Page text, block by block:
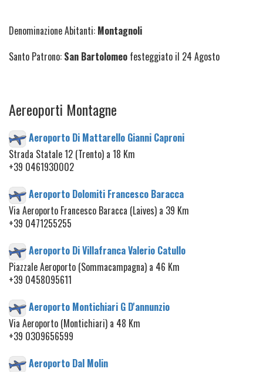
Denominazione Abitanti: Montagnoli
Santo Patrono: San Bartolomeo festeggiato il 24 Agosto
Aereoporti Montagne
Aeroporto Di Mattarello Gianni Caproni
Strada Statale 12 (Trento) a 18 Km
+39 0461930002
Aeroporto Dolomiti Francesco Baracca
Via Aeroporto Francesco Baracca (Laives) a 39 Km
+39 0471255255
Aeroporto Di Villafranca Valerio Catullo
Piazzale Aeroporto (Sommacampagna) a 46 Km
+39 0458095611
Aeroporto Montichiari G D'annunzio
Via Aeroporto (Montichiari) a 48 Km
+39 0309656599
Aeroporto Dal Molin